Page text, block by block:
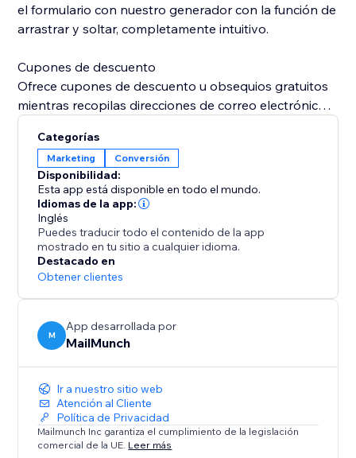
el formulario con nuestro generador con la función de
arrastrar y soltar, completamente intuitivo.
Cupones de descuento
Ofrece cupones de descuento u obsequios gratuitos
mientras recopilas direcciones de correo electrónico
Segmentación a nivel página
Nuestra segmentación a nivel página te ayudará a
mostrar formularios de suscripción solo en páginas
específicas. Te ayudará a crear listas altamente
segmentadas de direcciones de correo electrónico de
los visitantes de la tienda.
Tecnología de entrada y salida
entrada y salida detecta el comportamiento de los
usuarios y les avisa en el momento preciso en que
están a punto de abandonar tu sitio. Esto es genial
para ofrecer CUPONES.
Análisis
Descubre fácilmente qué páginas, productos o
Categorías
Marketing Conversión
Disponibilidad:
Esta app está disponible en todo el mundo.
Idiomas de la app:
Inglés
Puedes traducir todo el contenido de la app
mostrado en tu sitio a cualquier idioma.
Destacado en
Obtener clientes
M
App desarrollada por
MailMunch
Ir a nuestro sitio web
Atención al Cliente
Política de Privacidad
Mailmunch Inc garantiza el cumplimiento de la legislación
comercial de la UE. Leer más